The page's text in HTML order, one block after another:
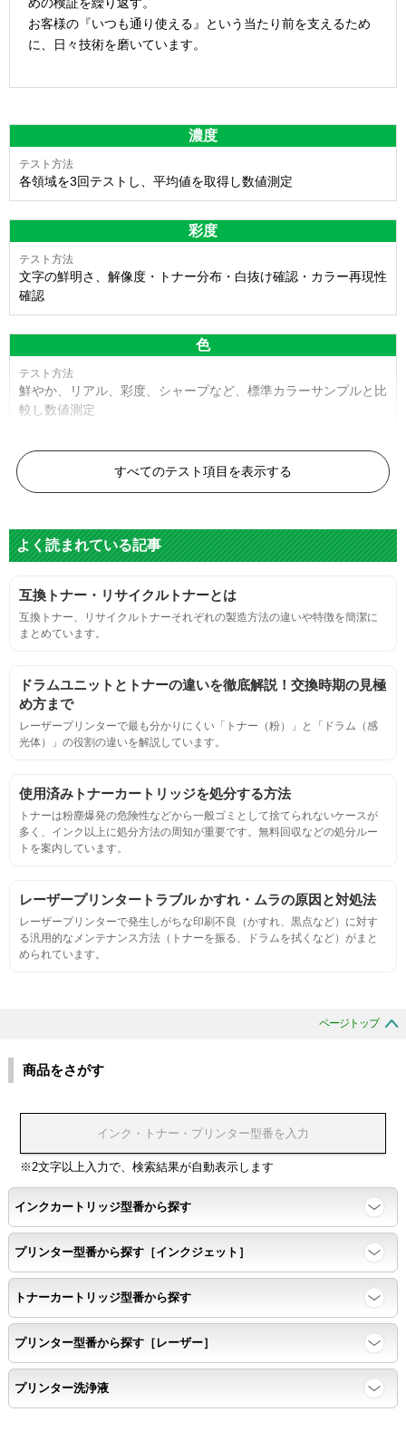
お客様の『いつも通り使える』という当たり前を支えるため
に、日々技術を磨いています。
濃度
各領域を3回テストし、平均値を取得し数値測定
彩度
文字の鮮明さ、解像度・トナー分布・白抜け確認・カラー再現性
確認
色
鮮やか、リアル、彩度、シャープなど、標準カラーサンプルと比
較し数値測定
グレースケール
目視検査にて数値測定
連続印刷時の安定した印刷枚数測定
定着度
摩擦試験機で濃度値を測定
適合性
生涯印刷
印刷耐久性
ページ印刷可能枚数・連続印刷時の安定性・経時変化の影響の確
認
寿命レポート
ページ収量、1,000ページあたりのパウダー消費量、転写率、
SAD値を計測
落下試験
すべてのテスト項目を表示する
よく読まれている記事
互換トナー・リサイクルトナーとは
互換トナー、リサイクルトナーそれぞれの製造方法の違いや特徴を簡潔に
まとめています。
ドラムユニットとトナーの違いを徹底解説！交換時期の見極
め方まで
レーザープリンターで最も分かりにくい「トナー（粉）」と「ドラム（感
光体）」の役割の違いを解説しています。
使用済みトナーカートリッジを処分する方法
トナーは粉塵爆発の危険性などから一般ゴミとして捨てられないケースが
多く、インク以上に処分方法の周知が重要です。無料回収などの処分ルー
トを案内しています。
レーザープリンタートラブル かすれ・ムラの原因と対処法
レーザープリンターで発生しがちな印刷不良（かすれ、黒点など）に対す
る汎用的なメンテナンス方法（トナーを振る、ドラムを拭くなど）がまと
められています。
ページトップ
商品をさがす
※2文字以上入力で、検索結果が自動表示します
インクカートリッジ型番から探す
プリンター型番から探す［インクジェット］
トナーカートリッジ型番から探す
プリンター型番から探す［レーザー］
プリンター洗浄液